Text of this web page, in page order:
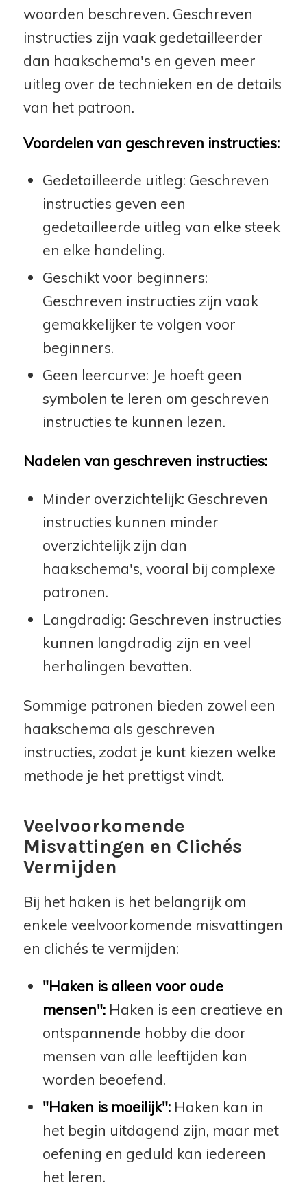
woorden beschreven. Geschreven
instructies zijn vaak gedetailleerder
dan haakschema's en geven meer
uitleg over de technieken en de details
van het patroon.
Voordelen van geschreven instructies:
Gedetailleerde uitleg: Geschreven
instructies geven een
gedetailleerde uitleg van elke steek
en elke handeling.
Geschikt voor beginners:
Geschreven instructies zijn vaak
gemakkelijker te volgen voor
beginners.
Geen leercurve: Je hoeft geen
symbolen te leren om geschreven
instructies te kunnen lezen.
Nadelen van geschreven instructies:
Minder overzichtelijk: Geschreven
instructies kunnen minder
overzichtelijk zijn dan
haakschema's, vooral bij complexe
patronen.
Langdradig: Geschreven instructies
kunnen langdradig zijn en veel
herhalingen bevatten.
Sommige patronen bieden zowel een
haakschema als geschreven
instructies, zodat je kunt kiezen welke
methode je het prettigst vindt.
Veelvoorkomende
Misvattingen en Clichés
Vermijden
Bij het haken is het belangrijk om
enkele veelvoorkomende misvattingen
en clichés te vermijden:
"Haken is alleen voor oude
mensen":Haken is een creatieve en
ontspannende hobby die door
mensen van alle leeftijden kan
worden beoefend.
"Haken is moeilijk":Haken kan in
het begin uitdagend zijn, maar met
oefening en geduld kan iedereen
het leren.